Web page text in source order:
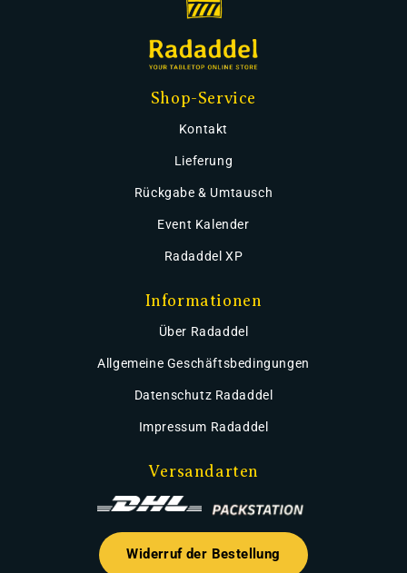
Shop-Service
Kontakt
Lieferung
Rückgabe & Umtausch
Event Kalender
Radaddel XP
Informationen
Über Radaddel
Allgemeine Geschäftsbedingungen
Datenschutz Radaddel
Impressum Radaddel
Versandarten
Widerruf der Bestellung